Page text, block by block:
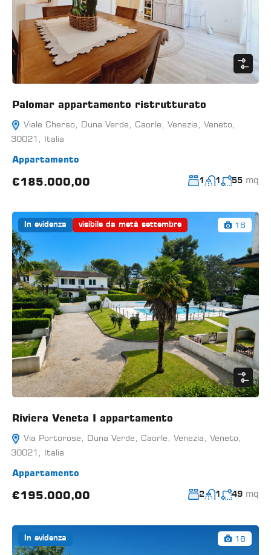
Palomar appartamento ristrutturato
Viale Cherso, Duna Verde, Caorle, Venezia, Veneto,
30021, Italia
Appartamento
€185.000,00 1 1 55 mq
In evidenza visibile da metà settembre 16
Riviera Veneta I appartamento
Via Portorose, Duna Verde, Caorle, Venezia, Veneto,
30021, Italia
Appartamento
€195.000,00 2 1 49 mq
In evidenza 18